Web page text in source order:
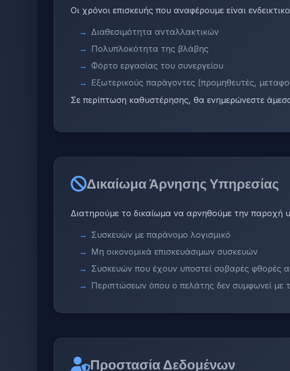
Οι χρόνοι επισκευής που αναφέρουμε είναι
Διαθεσιμότητα ανταλλακτικών
Πολυπλοκότητα της βλάβης
Φόρτο εργασίας του συνεργείου
Εξωτερικούς παράγοντες (προμηθευτές,
Σε περίπτωση καθυστέρησης, θα ενημερώνεστε
Δικαίωμα Άρνησης Υπηρεσίας
Διατηρούμε το δικαίωμα να αρνηθούμε την παροχή
Συσκευών με παράνομο λογισμικό
Μη οικονομικά επισκευάσιμων συσκευών
Συσκευών που έχουν υποστεί σοβαρές φθορές
Περιπτώσεων όπου ο πελάτης δεν συμφωνεί με
Προστασία Δεδομένων